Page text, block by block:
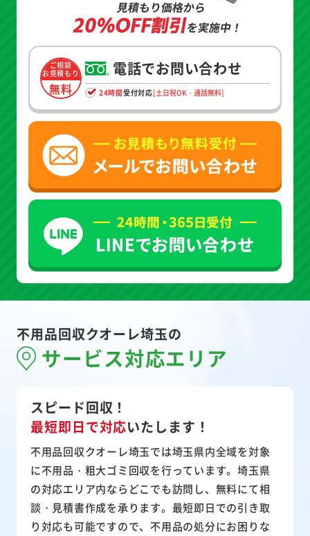
見積もり価格から
20%OFF割引を実施中！
ご相談
お見積もり
無料
電話でお問い合わせ
24時間受付対応[土日祝OK・通話無料]
不用品回収クオーレ埼玉の
サービス対応エリア
スピード回収！
最短即日で対応いたします！
不用品回収クオーレ埼玉では埼玉県内全域を対象
に不用品・粗大ゴミ回収を行っています。埼玉県
の対応エリア内ならどこでも訪問し、無料にて相
談・見積書作成を承ります。最短即日での引き取
り対応も可能ですので、不用品の処分にお困りな